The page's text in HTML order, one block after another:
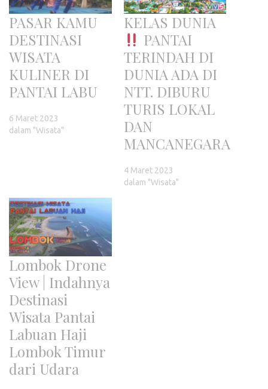
PASAR KAMU
DESTINASI
WISATA
KULINER DI
PANTAI LABU
6 Maret 2023
dalam "Wisata"
KELAS DUNIA
PANTAI
TERINDAH DI
DUNIA ADA DI
NTT. DIBURU
TURIS LOKAL
DAN
MANCANEGARA
4 Maret 2023
dalam "Wisata"
Lombok Drone
View | Indahnya
Destinasi
Wisata Pantai
Labuan Haji
Lombok Timur
dari Udara